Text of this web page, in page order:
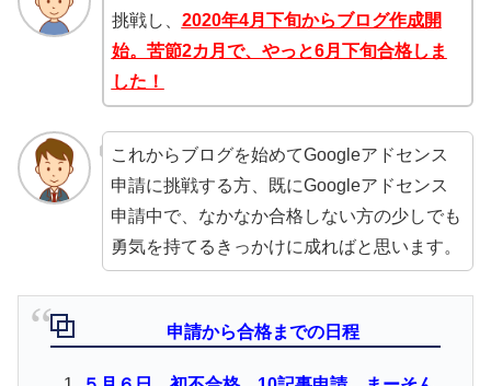
挑戦し、 2020年4月下旬からブログ作成開
始。苦節2カ月で、やっと6月下旬合格しま
した！
これからブログを始めてGoogleアドセンス
申請に挑戦する方、既にGoogleアドセンス
申請中で、なかなか合格しない方の少しでも
勇気を持てるきっかけに成ればと思います。
申請から合格までの日程